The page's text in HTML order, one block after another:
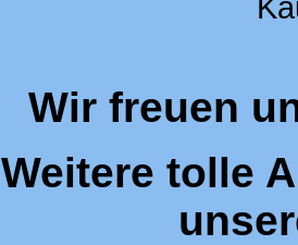
Wir freuen
Weitere tolle